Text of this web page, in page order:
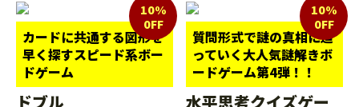
カードに共通する図形を
早く探すスピード系ボー
ドゲーム
10%
0FF
ドブル
質問形式で謎の真相に迫
っていく大人気謎解きボ
ードゲーム第4弾！！
10%
0FF
水平思考クイズゲー